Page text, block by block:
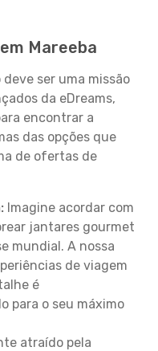
Mareeba
ser uma missão
da eDreams,
encontrar a
das opções que
de ofertas de
Imagine acordar com
jantares gourmet
mundial. A nossa
de viagem
é
para o seu máximo
atraído pela